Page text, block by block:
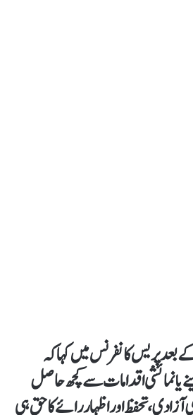
کے بعد پریس کانفرنس میں کہا کہ
یا نمائشی اقدامات سے کچھ حاصل
آزادی، تحفظ اور اظہار رائے کا حق ہی